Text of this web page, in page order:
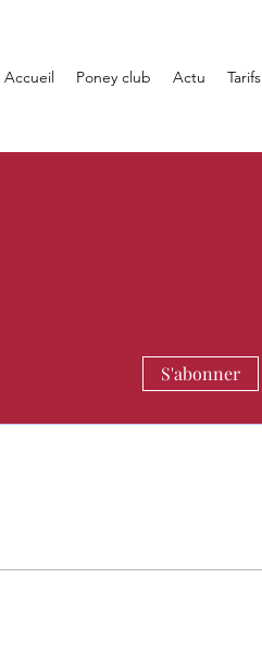
Accueil Poney club Actu Tarifs
S'abonner